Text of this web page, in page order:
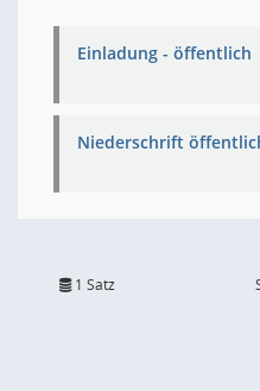
Einladung - öffentlich
Niederschrift
1 Satz